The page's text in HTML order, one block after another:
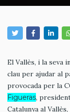
El Vallès, i la seva
clau per ajudar al
provocada per la
Figueras,
Catalunya al